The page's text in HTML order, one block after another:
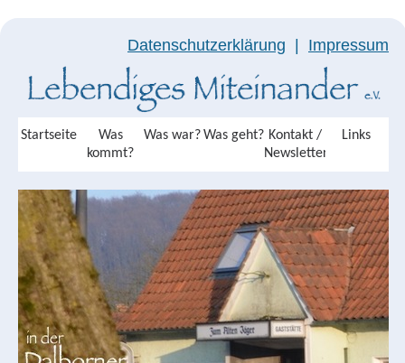
Datenschutzerklärung Impressum
Startseite
Was
kommt?
Was war? Was geht? Kontakt /
Newsletter
Links